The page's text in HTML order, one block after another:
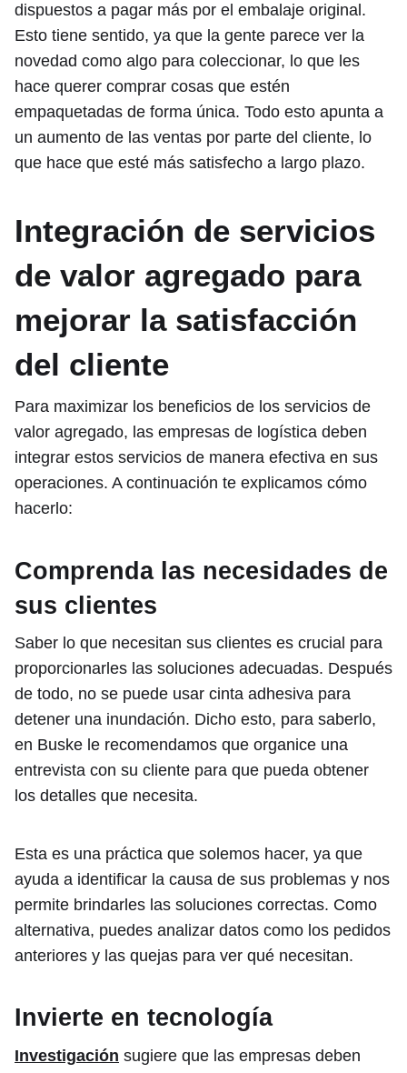
dispuestos a pagar más por el embalaje original.
Esto tiene sentido, ya que la gente parece ver la
novedad como algo para coleccionar, lo que les
hace querer comprar cosas que estén
empaquetadas de forma única. Todo esto apunta a
un aumento de las ventas por parte del cliente, lo
que hace que esté más satisfecho a largo plazo.
Integración de servicios
de valor agregado para
mejorar la satisfacción
del cliente
Para maximizar los beneficios de los servicios de
valor agregado, las empresas de logística deben
integrar estos servicios de manera efectiva en sus
operaciones. A continuación te explicamos cómo
hacerlo:
Comprenda las necesidades de
sus clientes
Saber lo que necesitan sus clientes es crucial para
proporcionarles las soluciones adecuadas. Después
de todo, no se puede usar cinta adhesiva para
detener una inundación. Dicho esto, para saberlo,
en Buske le recomendamos que organice una
entrevista con su cliente para que pueda obtener
los detalles que necesita.
Esta es una práctica que solemos hacer, ya que
ayuda a identificar la causa de sus problemas y nos
permite brindarles las soluciones correctas. Como
alternativa, puedes analizar datos como los pedidos
anteriores y las quejas para ver qué necesitan.
Invierte en tecnología
Investigación sugiere que las empresas deben